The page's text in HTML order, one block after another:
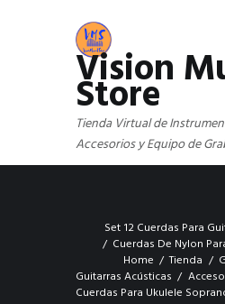
Vision
Store
Tienda Virtual de
Accesorios y Equipo de
Set 12 Cuerdas Para
Cuerdas De Nylon
Home
Tienda
Guitarras Acústicas
Cuerdas Para Ukulele